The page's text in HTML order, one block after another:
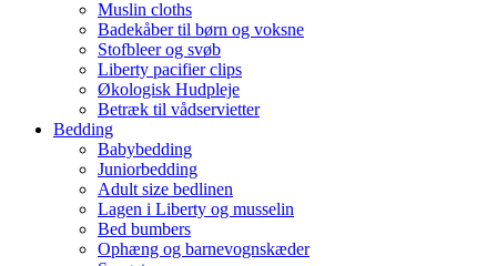
Muslin cloths
Badekåber til børn og voksne
Stofbleer og svøb
Liberty pacifier clips
Økologisk Hudpleje
Betræk til vådservietter
Bedding
Babybedding
Juniorbedding
Adult size bedlinen
Lagen i Liberty og musselin
Bed bumbers
Ophæng og barnevognskæder